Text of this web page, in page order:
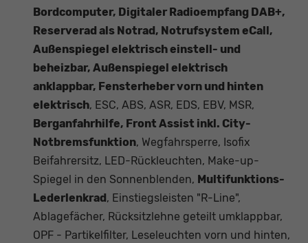
Bordcomputer, Digitaler Radioempfang DAB+,
Reserverad als Notrad, Notrufsystem eCall,
Außenspiegel elektrisch einstell- und
beheizbar, Außenspiegel elektrisch
anklappbar, Fensterheber vorn und hinten
elektrisch, ESC, ABS, ASR, EDS, EBV, MSR,
Berganfahrhilfe, Front Assist inkl. City-
Notbremsfunktion, Wegfahrsperre, Isofix
Beifahrersitz, LED-Rückleuchten, Make-up-
Spiegel in den Sonnenblenden, Multifunktions-
Lederlenkrad , Einstiegsleisten "R-Line",
Ablagefächer, Rücksitzlehne geteilt umklappbar,
OPF - Partikelfilter, Leseleuchten vorn und hinten,